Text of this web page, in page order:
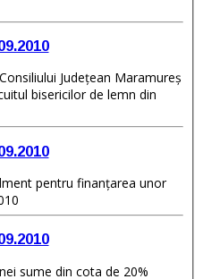
Judeţean Maramureş
bisericilor de lemn din
finanţarea unor
sume din cota de 20%